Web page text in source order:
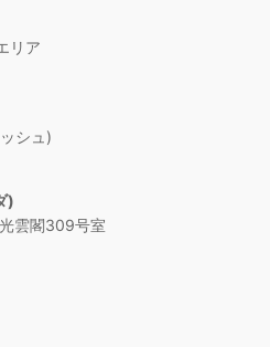
リア
シュ)
)
雲閣309号室